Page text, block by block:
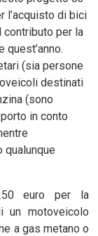
l’acquisto di bici
contributo per la
(sia persone
destinati
(sono
in conto
qualunque
euro per la
un motoveicolo
a gas metano o